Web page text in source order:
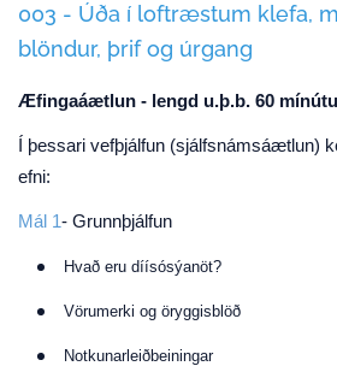
003 - Úða í loftræstum klefa,
blöndur, þrif og úrgang
Æfingaáætlun - lengd u.þ.b. 60
Í þessari vefþjálfun (sjálfsnámsáætlun)
efni:
Mál 1 - Grunnþjálfun
Hvað eru díísósýanöt?
Vörumerki og öryggisblöð
Notkunarleiðbeiningar